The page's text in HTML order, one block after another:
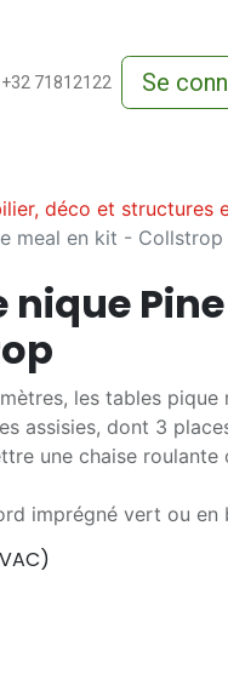
de-vente
+32 71812122 Se
déco et structures
meal en kit - Collstrop
nique
les tables pique
assisies, dont 3
une chaise roulante
imprégné vert ou en